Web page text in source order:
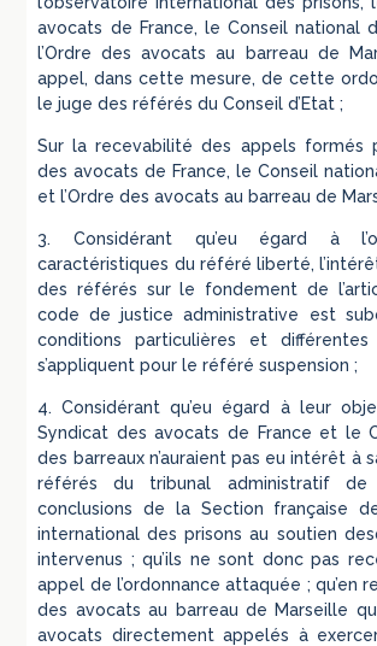
avocats de France, le Conseil national
l’Ordre des avocats au barreau de
appel, dans cette mesure, de cette
le juge des référés du Conseil d’Etat ;
Sur la recevabilité des appels formés
des avocats de France, le Conseil
et l’Ordre des avocats au barreau de
3. Considérant qu’eu égard à
caractéristiques du référé liberté,
des référés sur le fondement de
code de justice administrative est
conditions particulières et
s’appliquent pour le référé suspension ;
4. Considérant qu’eu égard à leur
Syndicat des avocats de France et le
des barreaux n’auraient pas eu intérêt à
référés du tribunal administratif de
conclusions de la Section française
international des prisons au soutien
intervenus ; qu’ils ne sont donc pas
appel de l’ordonnance attaquée ; qu’en
des avocats au barreau de Marseille
avocats directement appelés à